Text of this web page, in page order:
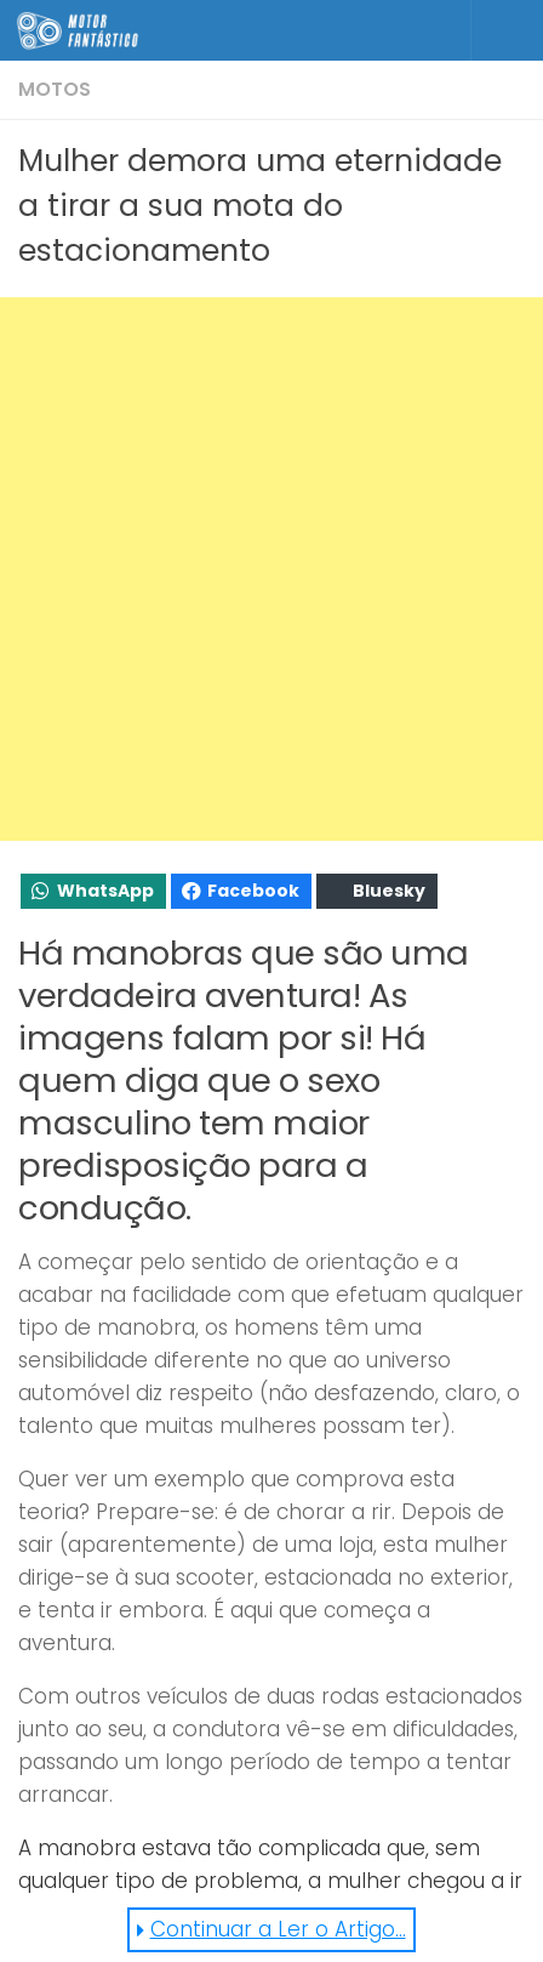
Skip to content
MOTOS
Mulher demora uma eternidade
a tirar a sua mota do
estacionamento
WhatsApp Facebook Bluesky
Há manobras que são uma
verdadeira aventura! As
imagens falam por si! Há
quem diga que o sexo
masculino tem maior
predisposição para a
condução.
A começar pelo sentido de orientação e a
acabar na facilidade com que efetuam qualquer
tipo de manobra, os homens têm uma
sensibilidade diferente no que ao universo
automóvel diz respeito (não desfazendo, claro, o
talento que muitas mulheres possam ter).
Quer ver um exemplo que comprova esta
teoria? Prepare-se: é de chorar a rir. Depois de
sair (aparentemente) de uma loja, esta mulher
dirige-se à sua scooter, estacionada no exterior,
e tenta ir embora. É aqui que começa a
aventura.
Com outros veículos de duas rodas estacionados
junto ao seu, a condutora vê-se em dificuldades,
passando um longo período de tempo a tentar
arrancar.
A manobra estava tão complicada que, sem
qualquer tipo de problema, a mulher chegou a ir
desviar as outras motas até conseguir,
finalmente, arrancar. Demorou… mas conseguiu!
Continuar a Ler o Artigo...